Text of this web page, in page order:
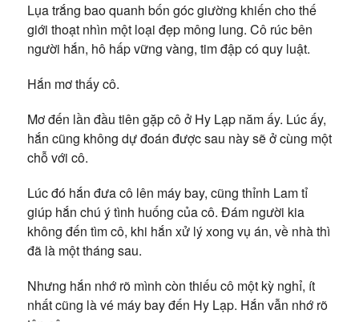
Lụa trắng bao quanh bốn góc giường khiến cho thế
giới thoạt nhìn một loại đẹp mông lung. Cô rúc bên
người hắn, hô hấp vững vàng, tim đập có quy luật.
Hắn mơ thấy cô.
Mơ đến lần đầu tiên gặp cô ở Hy Lạp năm ấy. Lúc ấy,
hắn cũng không dự đoán được sau này sẽ ở cùng một
chỗ với cô.
Lúc đó hắn đưa cô lên máy bay, cũng thỉnh Lam tỉ
giúp hắn chú ý tình huống của cô. Đám người kia
không đến tìm cô, khi hắn xử lý xong vụ án, về nhà thì
đã là một tháng sau.
Nhưng hắn nhớ rõ mình còn thiếu cô một kỳ nghỉ, ít
nhất cũng là vé máy bay đến Hy Lạp. Hắn vẫn nhớ rõ